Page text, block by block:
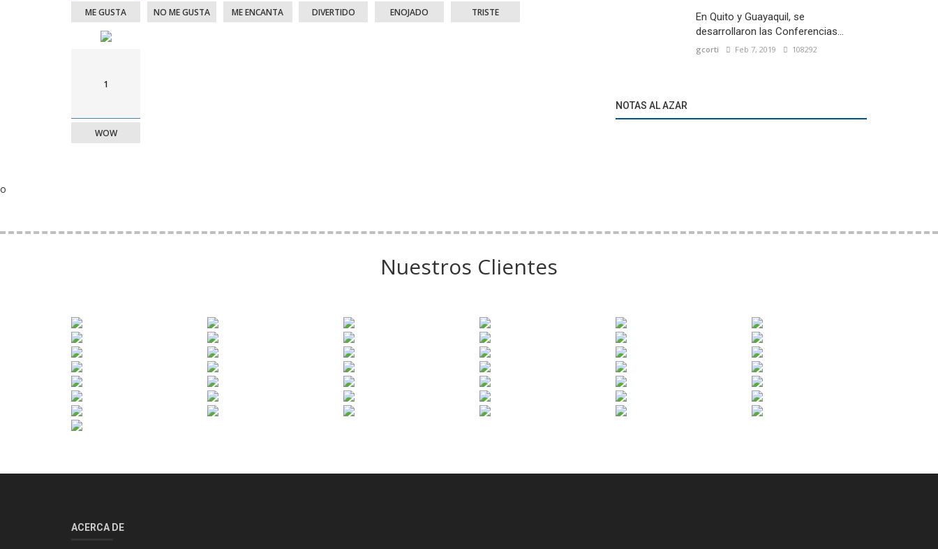
ME GUSTA NO ME GUSTA ME ENCANTA DIVERTIDO ENOJADO TRISTE
1
WOW
En Quito y Guayaquil, se
desarrollaron las Conferencias...
gcorti Feb 7, 2019 108292
NOTAS AL AZAR
o
Nuestros Clientes
ACERCA DE